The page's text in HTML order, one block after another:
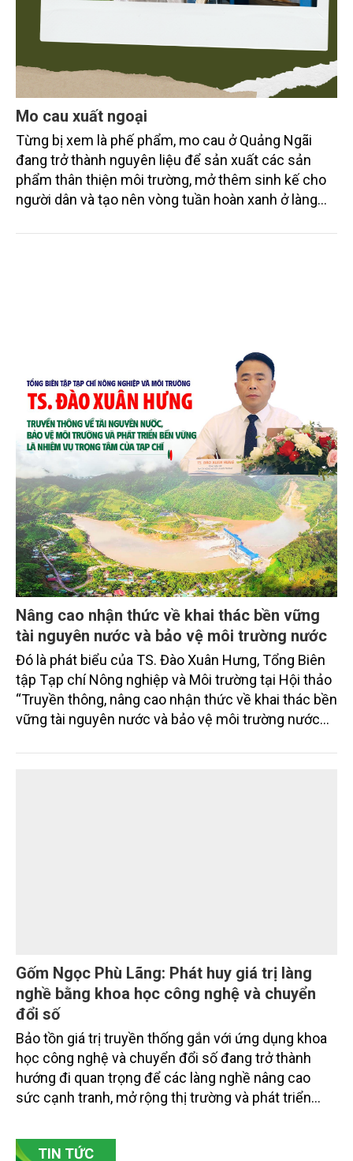
Mo cau xuất ngoại
Từng bị xem là phế phẩm, mo cau ở Quảng Ngãi
đang trở thành nguyên liệu để sản xuất các sản
phẩm thân thiện môi trường, mở thêm sinh kế cho
người dân và tạo nên vòng tuần hoàn xanh ở làng
chén, dĩa... từ mo cau đã được thị trường trong nước
Nâng cao nhận thức về khai thác bền vững
tài nguyên nước và bảo vệ môi trường nước
Đó là phát biểu của TS. Đào Xuân Hưng, Tổng Biên
tập Tạp chí Nông nghiệp và Môi trường tại Hội thảo
“Truyền thông, nâng cao nhận thức về khai thác bền
vững tài nguyên nước và bảo vệ môi trường nước
trường phối hợp với Sở Nông nghiệp và Môi trường
Gốm Ngọc Phù Lãng: Phát huy giá trị làng
nghề bằng khoa học công nghệ và chuyển
đổi số
Bảo tồn giá trị truyền thống gắn với ứng dụng khoa
học công nghệ và chuyển đổi số đang trở thành
hướng đi quan trọng để các làng nghề nâng cao
bền vững. Tại làng gốm Phù Lãng, xã Phù Lãng, tỉnh